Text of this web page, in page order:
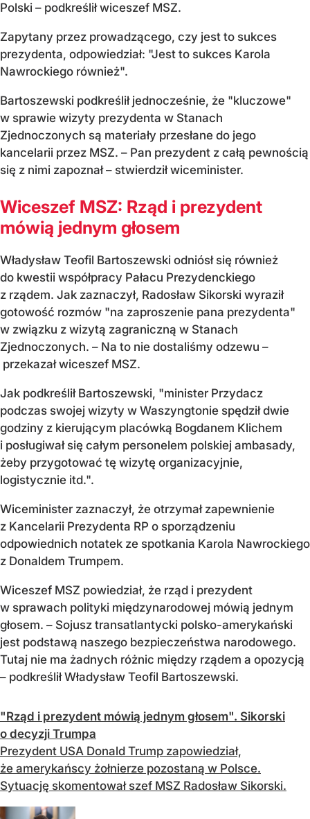
Polski – podkreślił wiceszef MSZ.
Zapytany przez prowadzącego, czy jest to sukces
prezydenta, odpowiedział: "Jest to sukces Karola
Nawrockiego również".
Bartoszewski podkreślił jednocześnie, że "kluczowe"
w sprawie wizyty prezydenta w Stanach
Zjednoczonych są materiały przesłane do jego
kancelarii przez MSZ. – Pan prezydent z całą pewnością
się z nimi zapoznał – stwierdził wiceminister.
Wiceszef MSZ: Rząd i prezydent
mówią jednym głosem
Władysław Teofil Bartoszewski odniósł się również
do kwestii współpracy Pałacu Prezydenckiego
z rządem. Jak zaznaczył, Radosław Sikorski wyraził
gotowość rozmów "na zaproszenie pana prezydenta"
w związku z wizytą zagraniczną w Stanach
Zjednoczonych. – Na to nie dostaliśmy odzewu –
przekazał wiceszef MSZ.
Jak podkreślił Bartoszewski, "minister Przydacz
podczas swojej wizyty w Waszyngtonie spędził dwie
godziny z kierującym placówką Bogdanem Klichem
i posługiwał się całym personelem polskiej ambasady,
żeby przygotować tę wizytę organizacyjnie,
logistycznie itd.".
Wiceminister zaznaczył, że otrzymał zapewnienie
z Kancelarii Prezydenta RP o sporządzeniu
odpowiednich notatek ze spotkania Karola Nawrockiego
z Donaldem Trumpem.
Wiceszef MSZ powiedział, że rząd i prezydent
w sprawach polityki międzynarodowej mówią jednym
głosem. – Sojusz transatlantycki polsko-amerykański
jest podstawą naszego bezpieczeństwa narodowego.
Tutaj nie ma żadnych różnic między rządem a opozycją
– podkreślił Władysław Teofil Bartoszewski.
"Rząd i prezydent mówią jednym głosem". Sikorski
o decyzji Trumpa
Prezydent USA Donald Trump zapowiedział,
że amerykańscy żołnierze pozostaną w Polsce.
Sytuację skomentował szef MSZ Radosław Sikorski.